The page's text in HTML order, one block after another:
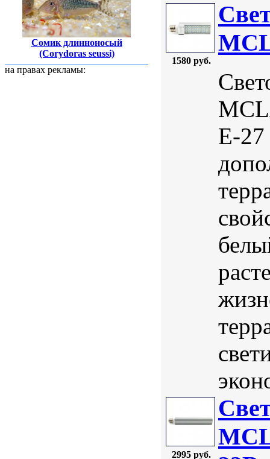
Сомик длинноносый
(Corydoras seussi)
на правах рекламы:
1580 руб.
Е-27
2995 руб.